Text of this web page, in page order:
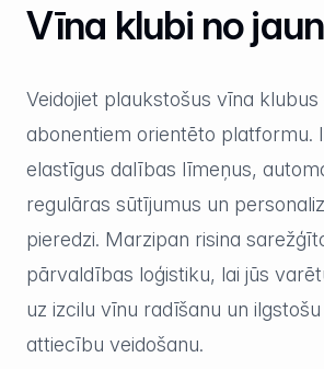
Vīna klubi no
Veidojiet plaukstošus vīna
abonentiem orientēto platformu.
elastīgus dalības līmeņus,
regulāras sūtījumus un
pieredzi. Marzipan risina
pārvaldības loģistiku, lai jūs
uz izcilu vīnu radīšanu un
attiecību veidošanu.